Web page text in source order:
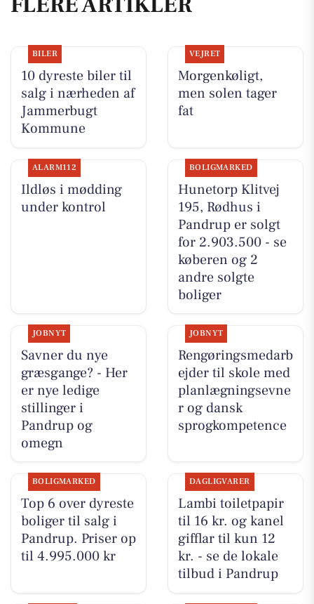
BILER
10 dyreste biler til
salg i nærheden af
Jammerbugt
Kommune
VEJRET
Morgenkøligt,
men solen tager
fat
ALARM112
Ildløs i mødding
under kontrol
BOLIGMARKED
Hunetorp Klitvej
195, Rødhus i
Pandrup er solgt
for 2.903.500 - se
køberen og 2
andre solgte
boliger
JOBNYT
Savner du nye
græsgange? - Her
er nye ledige
stillinger i
Pandrup og
omegn
JOBNYT
Rengøringsmedarb
ejder til skole med
planlægningsevne
r og dansk
sprogkompetence
BOLIGMARKED
Top 6 over dyreste
boliger til salg i
Pandrup. Priser op
til 4.995.000 kr
DAGLIGVARER
Lambi toiletpapir
til 16 kr. og kanel
gifflar til kun 12
kr. - se de lokale
tilbud i Pandrup